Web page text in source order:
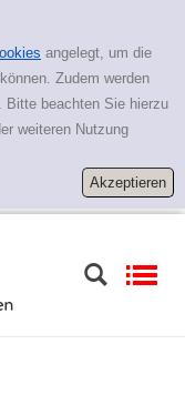
angelegt, um die
Zudem werden
Bitte beachten Sie hierzu
weiteren Nutzung